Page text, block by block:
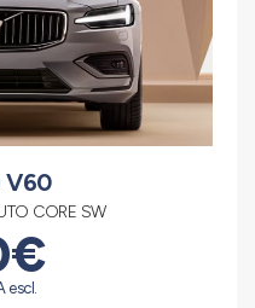
V60
CORE SW
escl.